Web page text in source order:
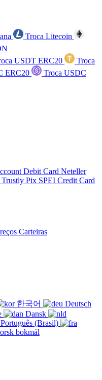
Troca Litecoin
USDT ERC20
Troca
ERC20
Troca USDC
Debit Card Neteller
Trustly Pix SPEI Credit Card
Carteiras
한국어
Deutsch
Dansk
(Brasil)
bokmål